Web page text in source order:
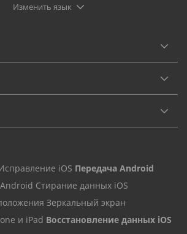
Изменить язык
iOS Передача Android
Стирание данных iOS
Зеркальный экран
и iPad Восстановление данных iOS